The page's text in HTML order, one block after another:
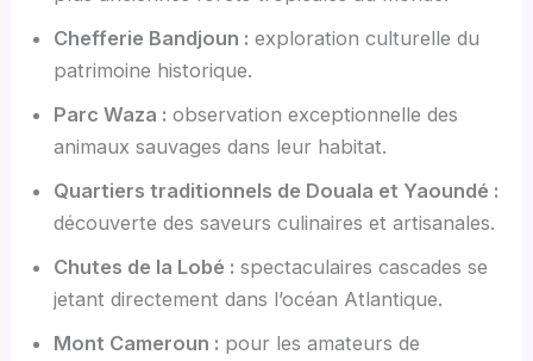
Chefferie Bandjoun : exploration culturelle du
patrimoine historique.
Parc Waza : observation exceptionnelle des
animaux sauvages dans leur habitat.
Quartiers traditionnels de Douala et Yaoundé :
découverte des saveurs culinaires et artisanales.
Chutes de la Lobé : spectaculaires cascades se
jetant directement dans l’océan Atlantique.
Mont Cameroun : pour les amateurs de